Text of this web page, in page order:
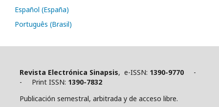
Español (España)
Português (Brasil)
Revista Electrónica Sinapsis, e-ISSN: 1390-9770 -
- Print ISSN: 1390-7832
Publicación semestral, arbitrada y de acceso libre.